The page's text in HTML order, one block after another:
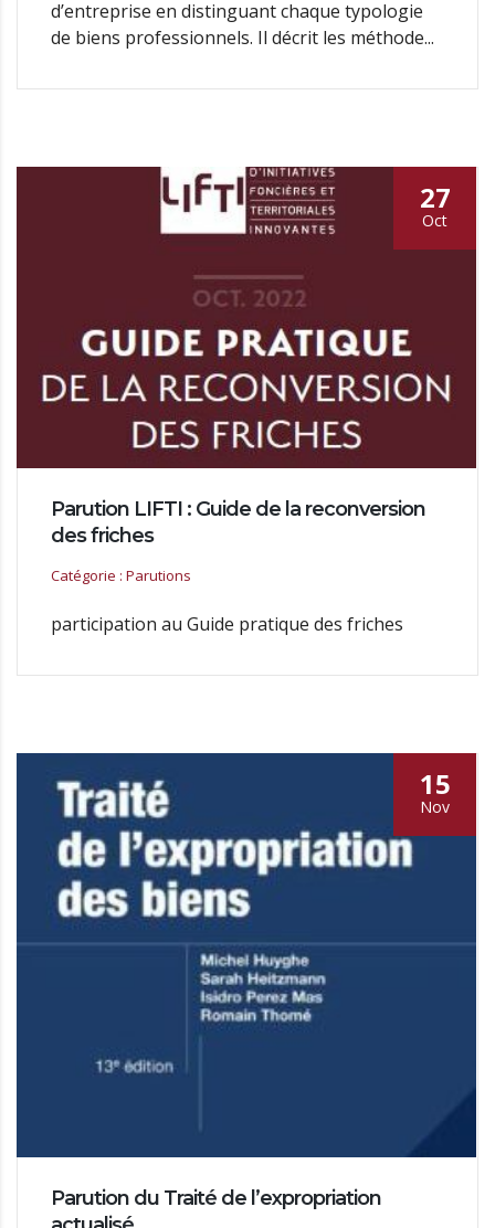
d’entreprise en distinguant chaque typologie
de biens professionnels. Il décrit les méthode...
27
Oct
Parution LIFTI : Guide de la reconversion
des friches
Catégorie : Parutions
participation au Guide pratique des friches
15
Nov
Parution du Traité de l’expropriation